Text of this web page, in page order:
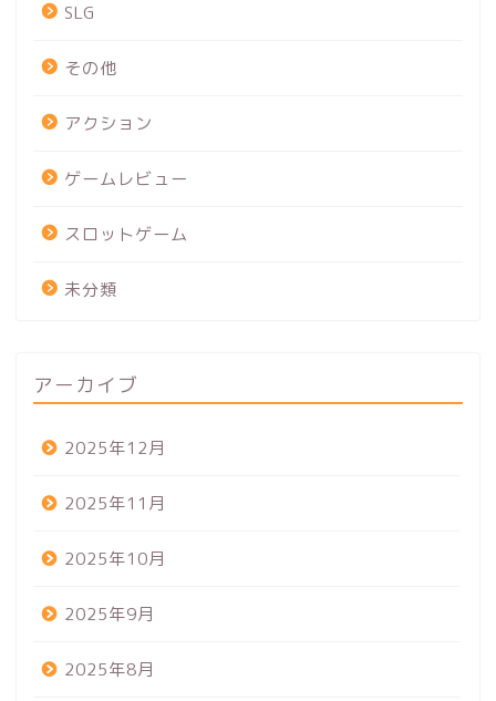
SLG
その他
アクション
ゲームレビュー
スロットゲーム
未分類
アーカイブ
2025年12月
2025年11月
2025年10月
2025年9月
2025年8月